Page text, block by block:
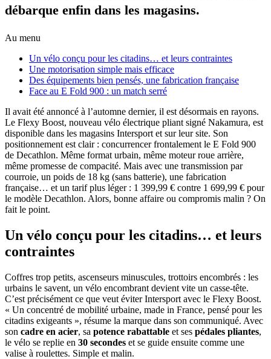
débarque enfin dans les magasins.
Au menu
Un vélo conçu pour les citadins… et leurs contraintes
Une motorisation simple mais efficace
Des équipements bien pensés, une fabrication française
Face au E Fold 900 : un match serré
Il avait été annoncé à l’automne dernier, il est désormais en rayons.
Le Flexy Boost, nouveau vélo électrique pliant signé Nakamura, est
disponible dans les magasins Intersport et sur leur site. Son
positionnement est clair : concurrencer frontalement le E Fold 900
de Decathlon. Même format urbain, même moteur roue arrière,
même promesse de compacité. Mais avec une transmission par
courroie, un poids de 18 kg (sans batterie), une fabrication
française… et un tarif plus léger : 1 399,99 € contre 1 699,99 € pour
le modèle Decathlon. Alors, bonne affaire ou compromis malin ? On
fait le point.
Un vélo conçu pour les citadins… et leurs
contraintes
Coffres trop petits, ascenseurs minuscules, trottoirs encombrés : les
urbains le savent, un vélo encombrant devient vite un casse-tête.
C’est précisément ce que veut éviter Intersport avec le Flexy Boost.
« Un concentré de mobilité urbaine, made in France, pensé pour les
citadins exigeants », résume la marque dans son communiqué. Avec
son cadre en acier, sa potence rabattable et ses pédales pliantes,
le vélo se replie en 30 secondes et se guide ensuite comme une
valise à roulettes. Simple et malin.